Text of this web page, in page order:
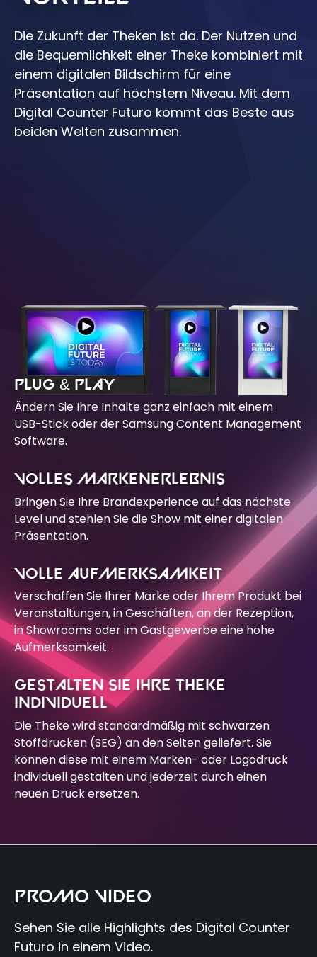
Die Zukunft der Theken ist da. Der Nutzen und
die Bequemlichkeit einer Theke kombiniert mit
einem digitalen Bildschirm für eine
Präsentation auf höchstem Niveau. Mit dem
Digital Counter Futuro kommt das Beste aus
beiden Welten zusammen.
PLUG & PLAY
Ändern Sie Ihre Inhalte ganz einfach mit einem
USB-Stick oder der Samsung Content Management
Software.
VOLLES MARKENERLEBNIS
Bringen Sie Ihre Brandexperience auf das nächste
Level und stehlen Sie die Show mit einer digitalen
Präsentation.
VOLLE AUFMERKSAMKEIT
Verschaffen Sie Ihrer Marke oder Ihrem Produkt bei
Veranstaltungen, in Geschäften, an der Rezeption,
in Showrooms oder im Gastgewerbe eine hohe
Aufmerksamkeit.
GESTALTEN SIE IHRE THEKE
INDIVIDUELL
Die Theke wird standardmäßig mit schwarzen
Stoffdrucken (SEG) an den Seiten geliefert. Sie
können diese mit einem Marken- oder Logodruck
individuell gestalten und jederzeit durch einen
neuen Druck ersetzen.
PROMO VIDEO
Sehen Sie alle Highlights des Digital Counter
Futuro in einem Video.